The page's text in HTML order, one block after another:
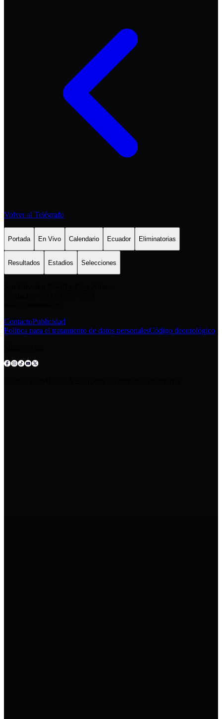
Volver al Telégrafo
Portada En Vivo Calendario Ecuador Eliminatorias
Resultados Estadios Selecciones
ContactoPublicidad
Política para el tratamiento de datos personalesCódigo deontológico